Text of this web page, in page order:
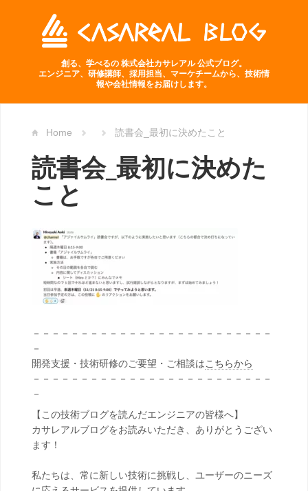
創る、学べるの 株式会社カサレアル 公式ブログ。
エンジニア、研修講師、採用担当、マーケチームから、技術情
報や会社情報をお届けします。
Home 読書会_最初に決めたこと
読書会_最初に決めた
こと
－－－－－－－－－－－－－－－－－－－－－－－－－
－
開発支援・技術研修のご要望・ご相談はこちらから
－－－－－－－－－－－－－－－－－－－－－－－－－
－
【この技術ブログを読んだエンジニアの皆様へ】
カサレアルブログをお読みいただき、ありがとうござい
ます！
私たちは、常に新しい技術に挑戦し、ユーザーのニーズ